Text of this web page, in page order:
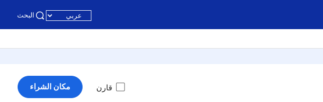
البحث
قارن مكان الشراء